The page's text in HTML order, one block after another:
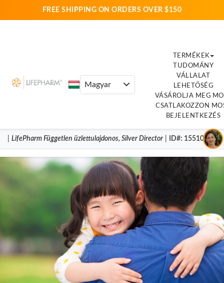
FREE SHIPPING ON ORDERS OVER $150
TERMÉKEK
TUDOMÁNY
VÁLLALAT
LEHETŐSÉG
VÁSÁROLJA MEG
CSATLAKOZZON
BEJELENTKEZÉS
|LifePharmFüggetlen üzlettulajdonos,Silver Director ID#: 15510983